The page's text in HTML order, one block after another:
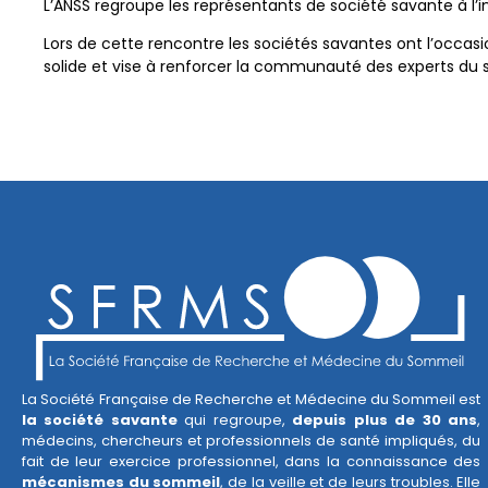
L’ANSS regroupe les représentants de société savante à
Lors de cette rencontre les sociétés savantes ont
solide et vise à renforcer la communauté des experts du
La Société Française de Recherche et Médecine du Sommeil est
la société savantequi regroupe, depuis plus de 30 ans,
médecins, chercheurs et professionnels de santé impliqués, du
fait de leur exercice professionnel, dans la connaissance des
mécanismes du sommeil, de la veille et de leurs troubles. Elle